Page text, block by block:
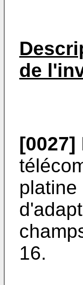
de
[0027]
platine
16.